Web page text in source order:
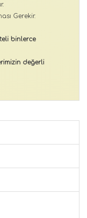
Gerekir.
binlerce
değerli